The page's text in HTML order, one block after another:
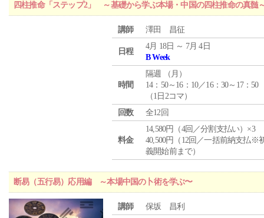
四柱推命「ステップ2」 ～基礎から学ぶ本場・中国の四柱推命の真髄
講師 澤田 昌征
日程
4月 18日 ～ 7月 4日
B Week
時間
隔週 （ 月 ）
14：50～16：10／16：30～17：50
（1日2コマ）
回数
全12回
料金
14,580円（4回／分割支払い）×3
40,500円（12回／一括前納支払※
義開始前まで）
断易（五行易）応用編 ～本場中国の卜術を学ぶ〜
講師 保坂 昌利